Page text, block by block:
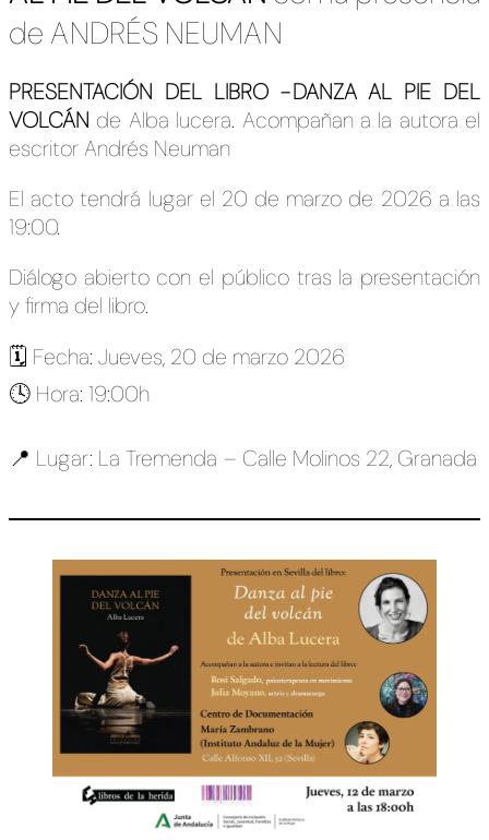
de ANDRÉS NEUMAN
PRESENTACIÓN DEL LIBRO -DANZA AL PIE DEL
VOLCÁN de Alba lucera. Acompañan a la autora el
escritor Andrés Neuman
El acto tendrá lugar el 20 de marzo de 2026 a las
19:00.
Diálogo abierto con el público tras la presentación
y firma del libro.
🗓️ Fecha: Jueves, 20 de marzo 2026
🕓 Hora: 19:00h
📍 Lugar: La Tremenda – Calle Molinos 22, Granada